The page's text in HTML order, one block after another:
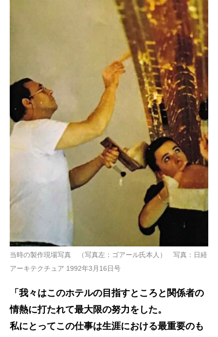
当時の製作現場写真 （写真左：ゴアール氏本人） 写真：日経
アーキテクチュア 1992年3月16日号
「我々はこのホテルの目指すところと関係者の
情熱に打たれて最大限の努力をした。
私にとってこの仕事は生涯における最重要のも